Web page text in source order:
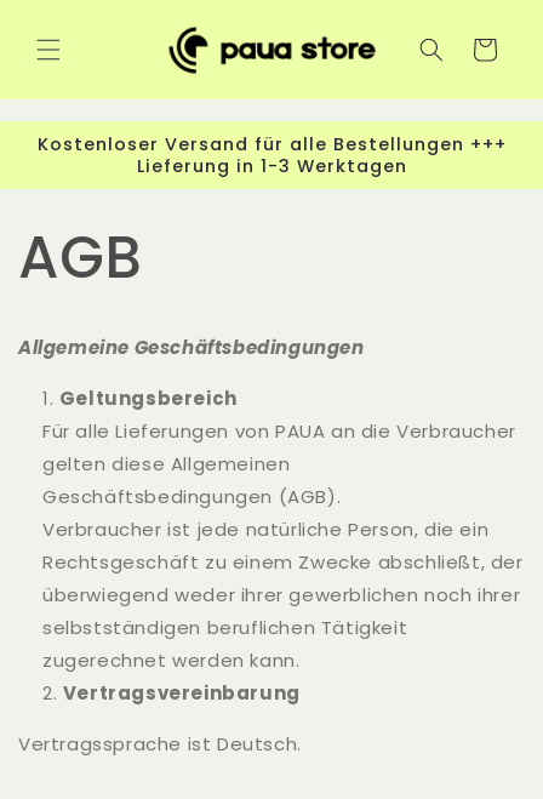
Inhalt
Warenkorb
Kostenloser Versand für alle Bestellungen +++
Lieferung in 1-3 Werktagen
AGB
Allgemeine Geschäftsbedingungen
Geltungsbereich
Für alle Lieferungen von PAUA an die Verbraucher
gelten diese Allgemeinen
Geschäftsbedingungen (AGB).
Verbraucher ist jede natürliche Person, die ein
Rechtsgeschäft zu einem Zwecke abschließt, der
überwiegend weder ihrer gewerblichen noch ihrer
selbstständigen beruflichen Tätigkeit
zugerechnet werden kann.
Vertragsvereinbarung
Vertragssprache ist Deutsch.